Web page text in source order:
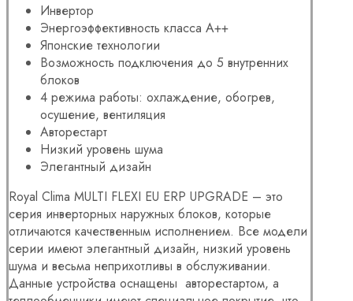
Инвертор
Энергоэффективность класса А++
Японские технологии
Возможность подключения до 5 внутренних
блоков
4 режима работы: охлаждение, обогрев,
осушение, вентиляция
Авторестарт
Низкий уровень шума
Элегантный дизайн
Royal Clima MULTI FLEXI EU ERP UPGRADE – это
серия инверторных наружных блоков, которые
отличаются качественным исполнением. Все модели
серии имеют элегантный дизайн, низкий уровень
шума и весьма неприхотливы в обслуживании.
Данные устройства оснащены авторестартом, а